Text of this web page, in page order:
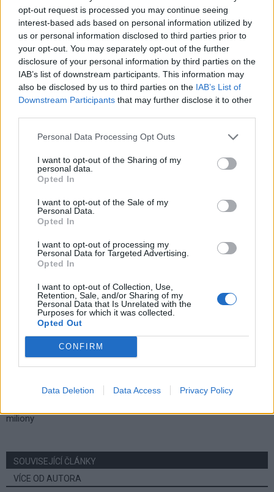
opt-out request is processed you may continue seeing
interest-based ads based on personal information utilized by
us or personal information disclosed to third parties prior to
your opt-out. You may separately opt-out of the further
disclosure of your personal information by third parties on the
IAB’s list of downstream participants. This information may
also be disclosed by us to third parties on the IAB’s List of
Downstream Participants that may further disclose it to other
Personal Data Processing Opt Outs
I want to opt-out of the Sharing of my
personal data.
Opted In
I want to opt-out of the Sale of my
Personal Data.
Opted In
I want to opt-out of processing my
Personal Data for Targeted Advertising.
Opted In
I want to opt-out of Collection, Use,
Retention, Sale, and/or Sharing of my
Personal Data that Is Unrelated with the
Purposes for which it was collected.
Opted Out
CONFIRM
Data Deletion Data Access Privacy Policy
Jejich reakce byly opět rozpačité. Tudíž jsem pro jistotu
připomněl, že případná úpravy ceny již není v kompetenci RM,
ale může o ní rozhodnout jenom ZM.
Václav Dvořák,
zastupitel za Spojence
Jaroslav Starka
kulturní dům listopad
parkovací dům
Příbram
program
let poplatek za svoz odpadu,
miliony
změní názvy, Svazácká ulice ale
SOUVISEJÍCÍ ČLÁNKY
VÍCE OD AUTORA